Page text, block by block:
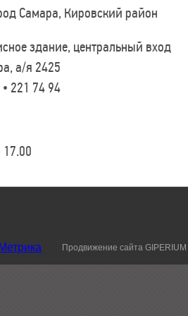
Самара, Кировский район
здание, центральный вход
а/я 2425
221 74 94
Продвижение сайта GIPERIUM